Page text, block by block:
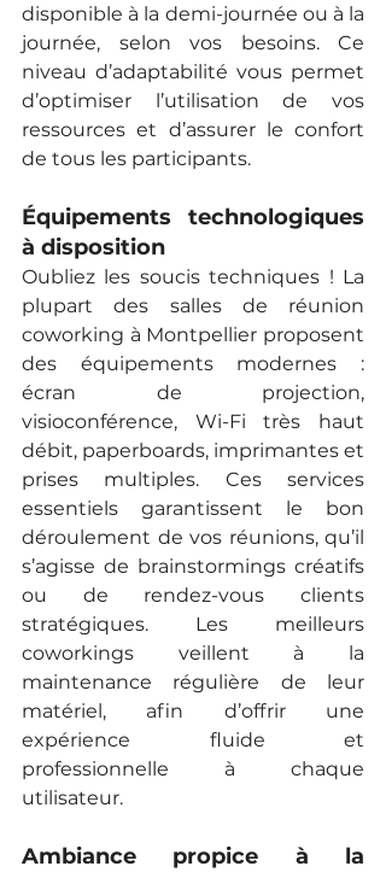
disponible à la demi-journée ou à la
journée, selon vos besoins. Ce
niveau d’adaptabilité vous permet
d’optimiser l’utilisation de vos
ressources et d’assurer le confort
de tous les participants.
Équipements technologiques
à disposition
Oubliez les soucis techniques ! La
plupart des salles de réunion
coworking à Montpellier proposent
des équipements modernes :
écran de projection,
visioconférence, Wi-Fi très haut
débit, paperboards, imprimantes et
prises multiples. Ces services
essentiels garantissent le bon
déroulement de vos réunions, qu’il
s’agisse de brainstormings créatifs
ou de rendez-vous clients
stratégiques. Les meilleurs
coworkings veillent à la
maintenance régulière de leur
matériel, afin d’offrir une
expérience fluide et
professionnelle à chaque
utilisateur.
Ambiance propice à la